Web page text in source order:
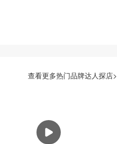
查看更多热门品牌达人探店>